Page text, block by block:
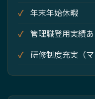
年末年始休暇
管理職登用実績あ
研修制度充実（マ